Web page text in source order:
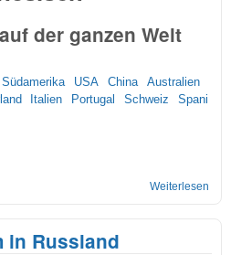
der ganzen Welt
Südamerika USA China
Australien
Italien Portugal Schweiz
Spani
Weiterlesen
in Russland